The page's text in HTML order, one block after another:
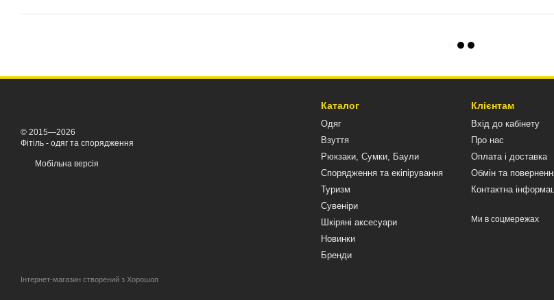
© 2015—2026
Фітіль - одяг та спорядження
Мобільна версія
Інтернет-магазин створений з Хорошоп
Каталог
Одяг
Взуття
Рюкзаки, Сумки, Баули
Спорядження та екіпірування
Туризм
Сувеніри
Шкіряні аксесуари
Новинки
Бренди
Клієнтам
Вхід до кабінету
Про нас
Оплата і доставка
Обмін та
Контактна
Ми в соцмережах